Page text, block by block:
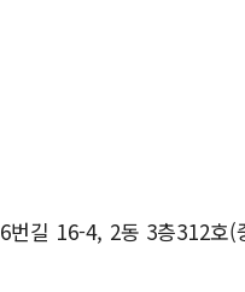
길 16-4, 2동 3층312호(